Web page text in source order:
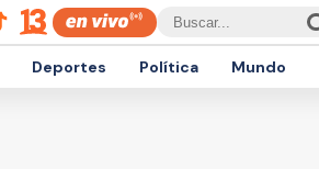
Deportes Política Mundo